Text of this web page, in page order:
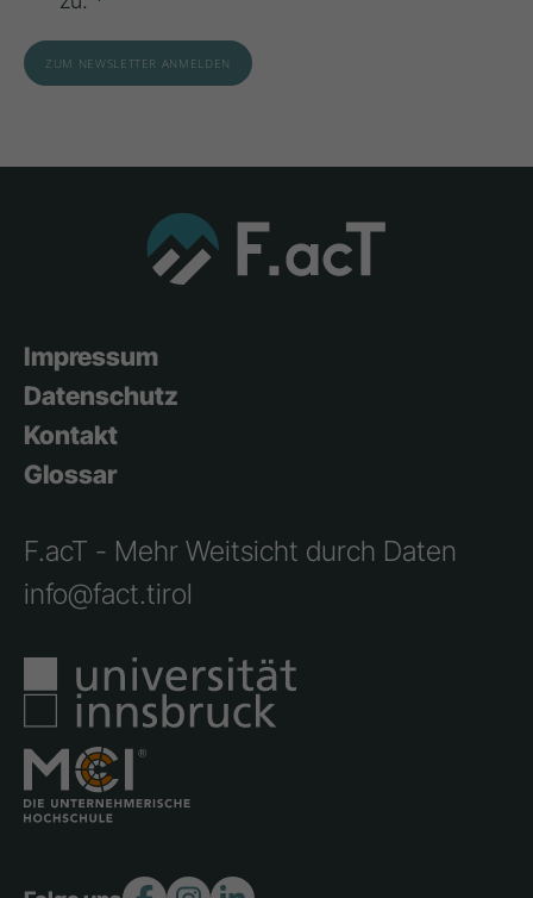
Impressum
Datenschutz
Kontakt
Glossar
F.acT - Mehr Weitsicht durch Daten
info@fact.tirol